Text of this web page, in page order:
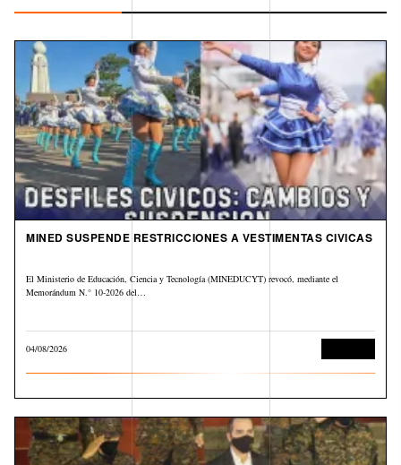
MINED SUSPENDE RESTRICCIONES A VESTIMENTAS CIVICAS
El Ministerio de Educación, Ciencia y Tecnología (MINEDUCYT) revocó, mediante el
Memorándum N.° 10-2026 del…
04/08/2026